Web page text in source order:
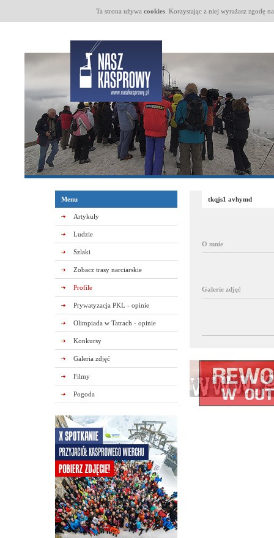
Ta strona używa cookies. Korzystając z niej wyrażasz zgodę
Menu
Artykuły
Ludzie
Szlaki
Zobacz trasy narciarskie
Profile
Prywatyzacja PKL - opinie
Olimpiada w Tatrach - opinie
Konkursy
Galeria zdjęć
Filmy
Pogoda
tkqjs1 avhymd
O mnie
Galerie zdjęć